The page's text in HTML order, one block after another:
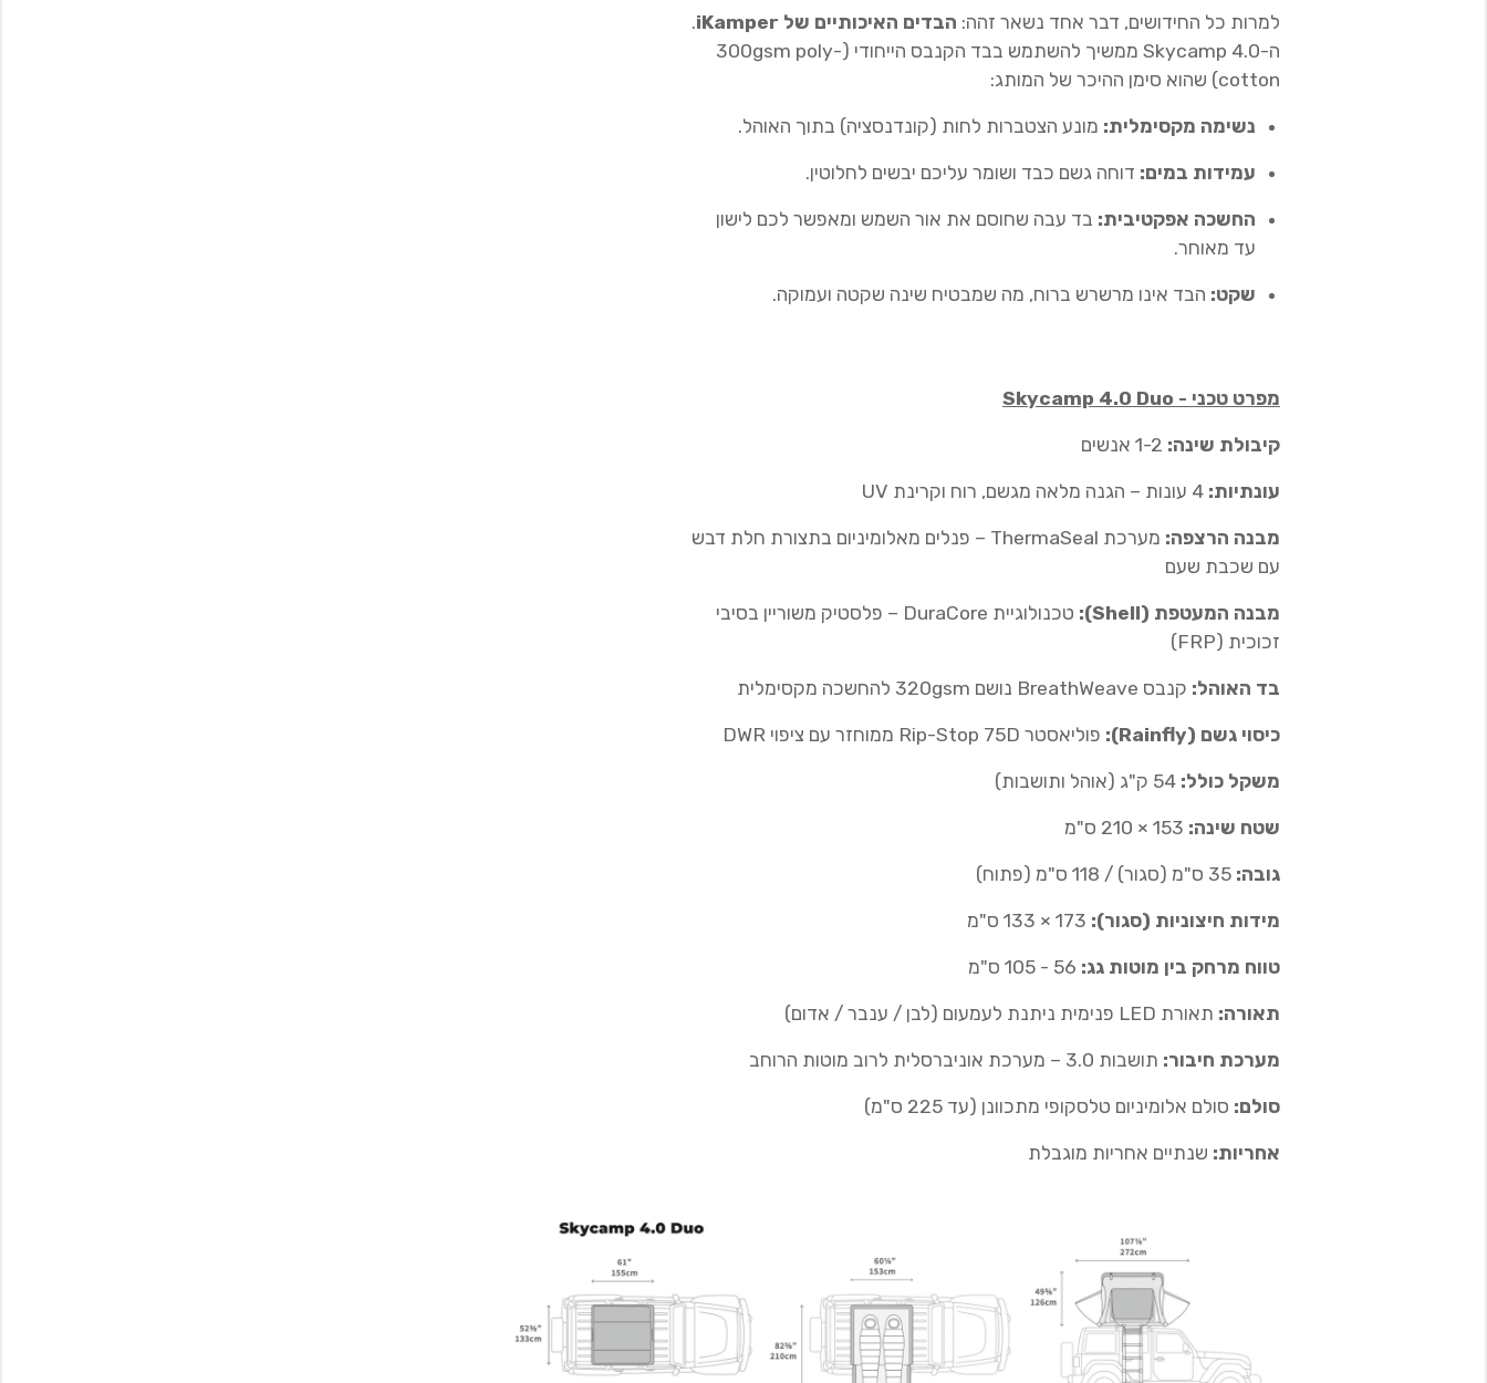
למרות כל החידושים, דבר אחד נשאר זהה: הבדים האיכותיים של iKamper
.
ה-Skycamp 4.0 ממשיך להשתמש בבד הקנבס הייחודי (300gsm poly-
cotton) שהוא סימן ההיכר של המותג:
נשימה מקסימלית: מונע הצטברות לחות (קונדנסציה) בתוך האוהל.
עמידות במים: דוחה גשם כבד ושומר עליכם יבשים לחלוטין.
החשכה אפקטיבית: בד עבה שחוסם את אור השמש ומאפשר לכם לישון
עד מאוחר.
שקט: הבד אינו מרשרש ברוח, מה שמבטיח שינה שקטה ועמוקה.
מפרט טכני - Skycamp 4.0 Duo
קיבולת שינה:
עונתיות:
מבנה הרצפה:
מערכת ThermaSeal – פנלים מאלומיניום בתצורת חלת דבש
עם שכבת שעם
מבנה המעטפת (Shell):
טכנולוגיית DuraCore – פלסטיק משוריין בסיבי
זכוכית (FRP)
בד האוהל: קנבס BreathWeave נושם 320gsm להחשכה מקסימלית
כיסוי גשם (Rainfly): פוליאסטר Rip-Stop 75D ממוחזר עם ציפוי DWR
משקל כולל:
שטח שינה:
גובה:
מידות חיצוניות (סגור):
טווח מרחק בין מוטות גג:
תאורה: תאורת LED פנימית ניתנת לעמעום (לבן / ענבר / אדום)
מערכת חיבור: תושבות 3.0 – מערכת אוניברסלית לרוב מוטות הרוחב
סולם: סולם אלומיניום טלסקופי מתכוונן (עד 225 ס"מ)
אחריות: שנתיים אחריות מוגבלת